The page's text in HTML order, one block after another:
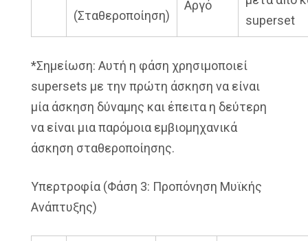
(Σταθεροποίηση)
Αργό
superset
*Σημείωση: Αυτή η φάση χρησιμοποιεί
supersets με την πρώτη άσκηση να είναι
μία άσκηση δύναμης και έπειτα η δεύτερη
να είναι μια παρόμοια εμβιομηχανικά
άσκηση σταθεροποίησης.
Υπερτροφία (Φάση 3: Προπόνηση Μυϊκής
Ανάπτυξης)